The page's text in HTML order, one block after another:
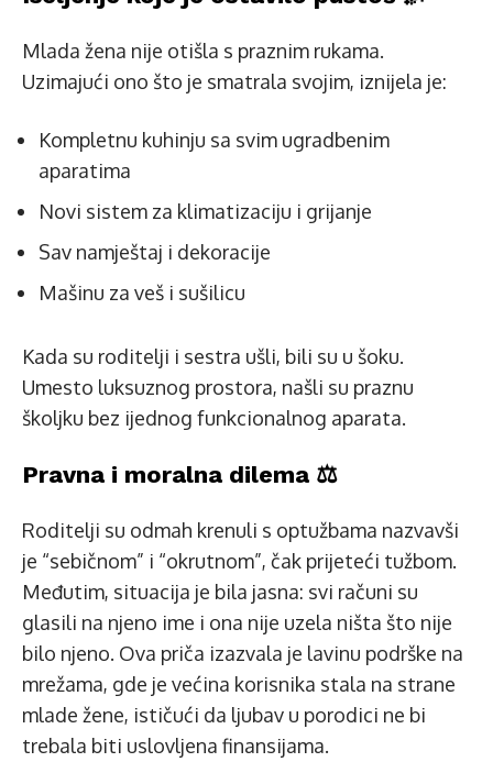
Mlada žena nije otišla s praznim rukama.
Uzimajući ono što je smatrala svojim, iznijela je:
Kompletnu kuhinju sa svim ugradbenim
aparatima
Novi sistem za klimatizaciju i grijanje
Sav namještaj i dekoracije
Mašinu za veš i sušilicu
Kada su roditelji i sestra ušli, bili su u šoku.
Umesto luksuznog prostora, našli su praznu
školjku bez ijednog funkcionalnog aparata.
Pravna i moralna dilema ⚖️
Roditelji su odmah krenuli s optužbama nazvavši
je “sebičnom” i “okrutnom”, čak prijeteći tužbom.
Međutim, situacija je bila jasna: svi računi su
glasili na njeno ime i ona nije uzela ništa što nije
bilo njeno. Ova priča izazvala je lavinu podrške na
mrežama, gde je većina korisnika stala na strane
mlade žene, ističući da ljubav u porodici ne bi
trebala biti uslovljena finansijama.